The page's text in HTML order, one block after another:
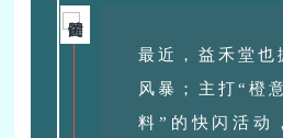
最近，益禾堂也
风暴；主打“橙
料”的快闪活动